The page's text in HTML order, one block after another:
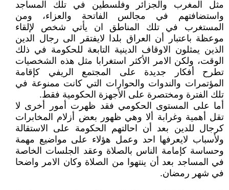
مثل المغرب والجزائر وفلسطين في تلك المساجد
واستضافتهم في مجالس الفاتحة والعزاء، ومن
المستغرب في تلك المناطق ان يأتي شخص لإلقاء
موعظة باعتبار أن العراق بلدا لايفتقر الى رجال الدين
الذين يمثلون الاوقاف الدينية التابعة للحكومة في ذلك
الوقت، ولكن الامر الأكثر استغرابا مثل هذه الشخصيات
تطرح أفكار جديدة على المجتمع الريفي كإقامة
المؤتمرات والندوات والحوارات التي كانت ممنوعة في
تلك الفترة ومختصرة على الأجهزة الحكومية فقط.
أما على المستوى الحكومي فقد ظهرت أمور أخرى لا
تقل أهمية وغرابة ألا وهي ظهور بعض أزلام المخابرات
كرجال للدين بعد أن احالتهم الحكومة على الاستقالة
ولأسباب لايعرفها احد وعمل هؤلاء على مواضيع مهمة
وحساسة كإمامة الناس بالصلاة وعقد الجلسات الخاصة
في المساجد بعد أن ينتهوا من الصلاة وكان الامر واضحا
في شهر رمضان.